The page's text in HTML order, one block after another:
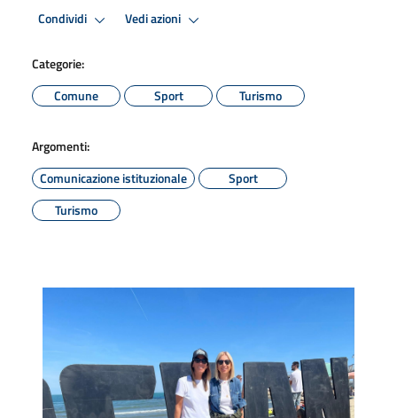
Condividi Vedi azioni
Categorie:
Comune
Sport Turismo
Argomenti:
Comunicazione istituzionale
Sport
Turismo